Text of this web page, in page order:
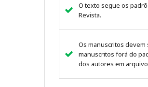
O texto segue os
Revista.
Os manuscritos
manuscritos forá do
dos autores em